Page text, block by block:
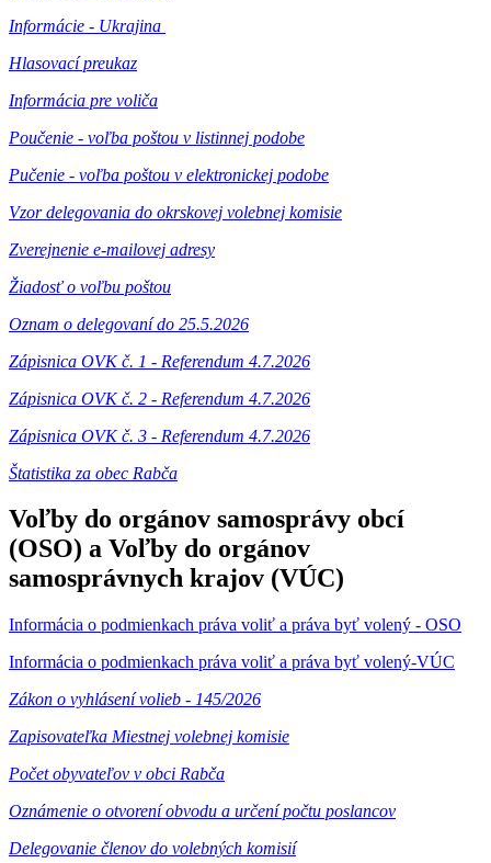
Informácie - Ukrajina
Hlasovací preukaz
Informácia pre voliča
Poučenie - voľba poštou v listinnej podobe
Pučenie - voľba poštou v elektronickej podobe
Vzor delegovania do okrskovej volebnej komisie
Zverejnenie e-mailovej adresy
Žiadosť o voľbu poštou
Oznam o delegovaní do 25.5.2026
Zápisnica OVK č. 1 - Referendum 4.7.2026
Zápisnica OVK č. 2 - Referendum 4.7.2026
Zápisnica OVK č. 3 - Referendum 4.7.2026
Štatistika za obec Rabča
Voľby do orgánov samosprávy obcí
(OSO) a Voľby do orgánov
samosprávnych krajov (VÚC)
Informácia o podmienkach práva voliť a práva byť volený - OSO
Informácia o podmienkach práva voliť a práva byť volený-VÚC
Zákon o vyhlásení volieb - 145/2026
Zapisovateľka Miestnej volebnej komisie
Počet obyvateľov v obci Rabča
Oznámenie o otvorení obvodu a určení počtu poslancov
Delegovanie členov do volebných komisií